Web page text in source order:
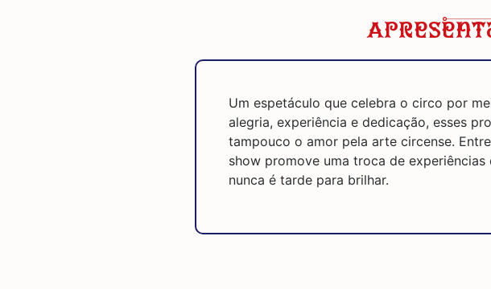
Um espetáculo que celebra o circo por
alegria, experiência e dedicação, esses
tampouco o amor pela arte circense.
show promove uma troca de
nunca é tarde para brilhar.